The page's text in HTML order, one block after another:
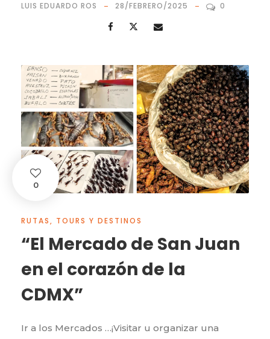
LUIS EDUARDO ROS 28/FEBRERO/2025 0
0
RUTAS, TOURS Y DESTINOS
“El Mercado de San Juan
en el corazón de la
CDMX”
Ir a los Mercados …¡Visitar u organizar una